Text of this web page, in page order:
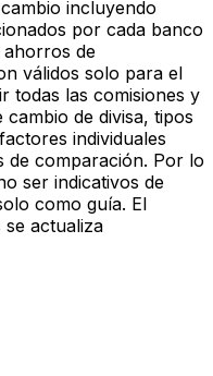
incluyendo
por cada banco
ahorros de
válidos solo para el
todas las comisiones y
de divisa, tipos
individuales
de comparación. Por lo
ser indicativos de
como guía. El
actualiza